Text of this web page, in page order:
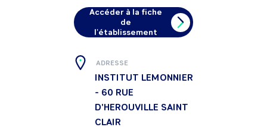
Accéder à la fiche
de
l'établissement
ADRESSE
INSTITUT LEMONNIER
- 60 RUE
D'HEROUVILLE SAINT
CLAIR